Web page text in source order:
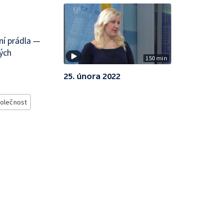
prádla —
150 min
25. února 2022